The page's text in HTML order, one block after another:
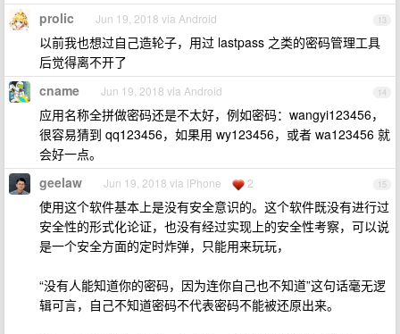
13
prolic Jun 19, 2018 via Android
以前我也想过自己造轮子，用过 lastpass 之类的密码管理工具
后觉得离不开了
14
cname Jun 19, 2018 via Android
应用名称全拼做密码还是不太好，例如密码：wangyi123456，
很容易猜到 qq123456，如果用 wy123456，或者 wa123456 就
会好一点。
15
geelaw Jun 19, 2018 via iPhone 2
使用这个软件基本上是没有安全意识的。这个软件既没有进行过
安全性的形式化论证，也没有经过实现上的安全性考察，可以说
是一个安全方面的定时炸弹，只能用来玩玩，
“没有人能知道你的密码，因为连你自己也不知道”这句话毫无逻
辑可言，自己不知道密码不代表密码不能被还原出来。